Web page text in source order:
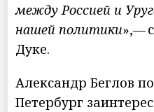
между Россией и
нашей политики»,—
Дуке.
Александр Беглов
Петербург